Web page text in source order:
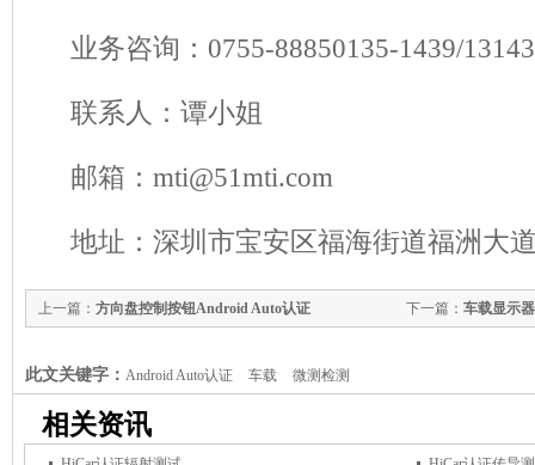
业务咨询：0755-88850135-1439/
联系人：谭小姐
邮箱：mti@51mti.com
地址：深圳市宝安区福海街道福洲大
下一篇： 车载显示
上一篇： 方向盘控制按钮Android Auto认证
此文关键字： Android Auto认证 车载 微测检测
相关资讯